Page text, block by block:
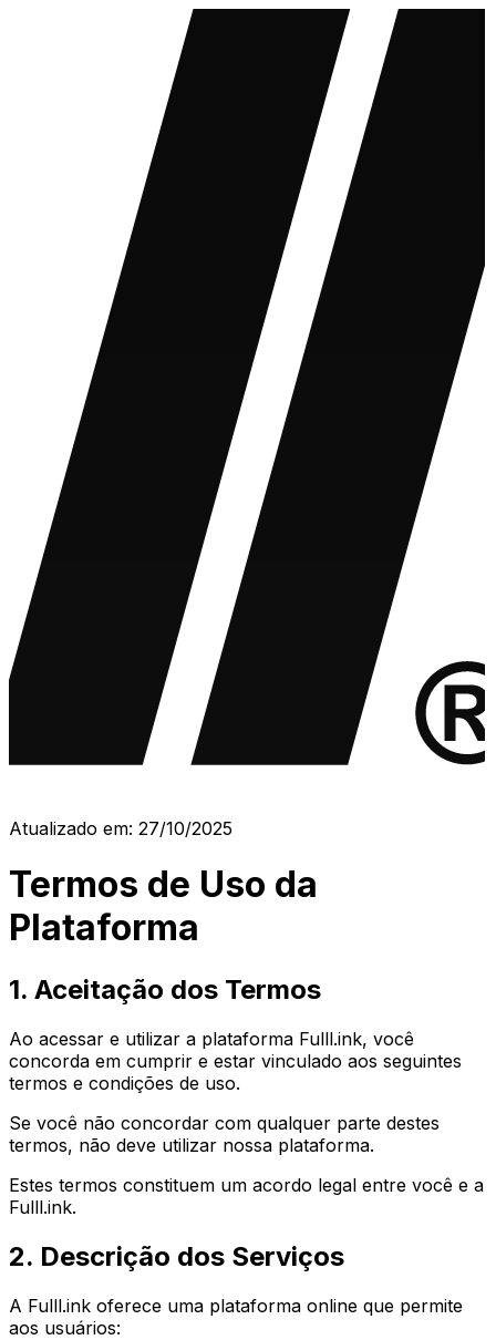
Atualizado em: 27/10/2025
Termos de Uso da
Plataforma
1. Aceitação dos Termos
Ao acessar e utilizar a plataforma Fulll.ink, você
concorda em cumprir e estar vinculado aos seguintes
termos e condições de uso.
Se você não concordar com qualquer parte destes
termos, não deve utilizar nossa plataforma.
Estes termos constituem um acordo legal entre você e a
Fulll.ink.
2. Descrição dos Serviços
A Fulll.ink oferece uma plataforma online que permite
aos usuários: